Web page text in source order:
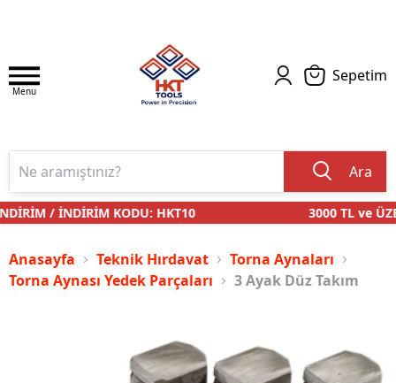
Menu
Sepetim
Ara
/ İNDİRİM KODU: HKT10 3000 TL ve
Anasayfa Teknik Hırdavat
Torna Aynaları
Torna Aynası Yedek Parçaları
3 Ayak Düz Takım